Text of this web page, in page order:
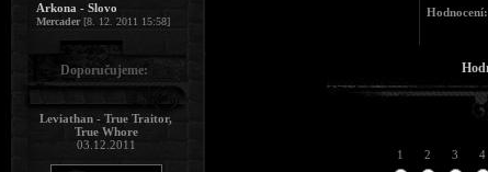
Hodnocení:
1 2 3 4
Arkona - Slovo
Mercader[8. 12. 2011 15:58]
Doporučujeme:
Leviathan - True Traitor,
True Whore
03.12.2011